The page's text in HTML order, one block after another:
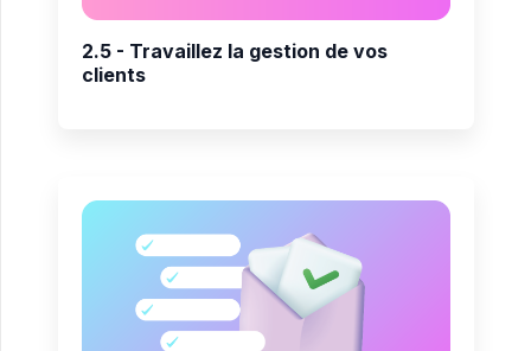
2.5 - Travaillez la gestion de vos
clients